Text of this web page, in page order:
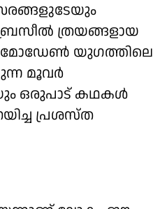
ബ്രസീൽ ത്രയങ്ങളായ
മോഡേൺ യു​ഗത്തിലെ
മൂവർ
ഒരുപാട് കഥകൾ
പ്രശസ്ത